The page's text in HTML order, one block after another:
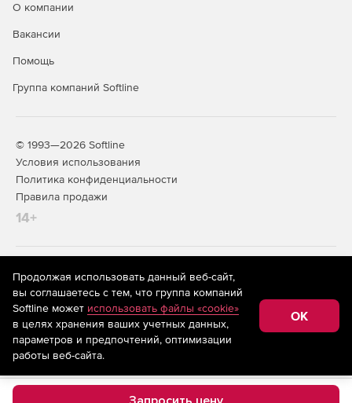
О компании
Вакансии
Помощь
Группа компаний Softline
© 1993—2026 Softline
Условия использования
Политика конфиденциальности
Правила продажи
14+
На информационном ресурсе store.softline.ru применяются
рекомендательные технологии
(информационные технологии
предоставления информации на основе сбора,
систематизации и анализа сведений, относящихся к
предпочтениям пользователей сети «Интернет»,
находящихся на территории Российской Федерации)
Продолжая использовать данный веб-сайт,
вы соглашаетесь с тем, что группа компаний
Softline может использовать файлы «cookie»
в целях хранения ваших учетных данных,
параметров и предпочтений, оптимизации
работы веб-сайта.
OK